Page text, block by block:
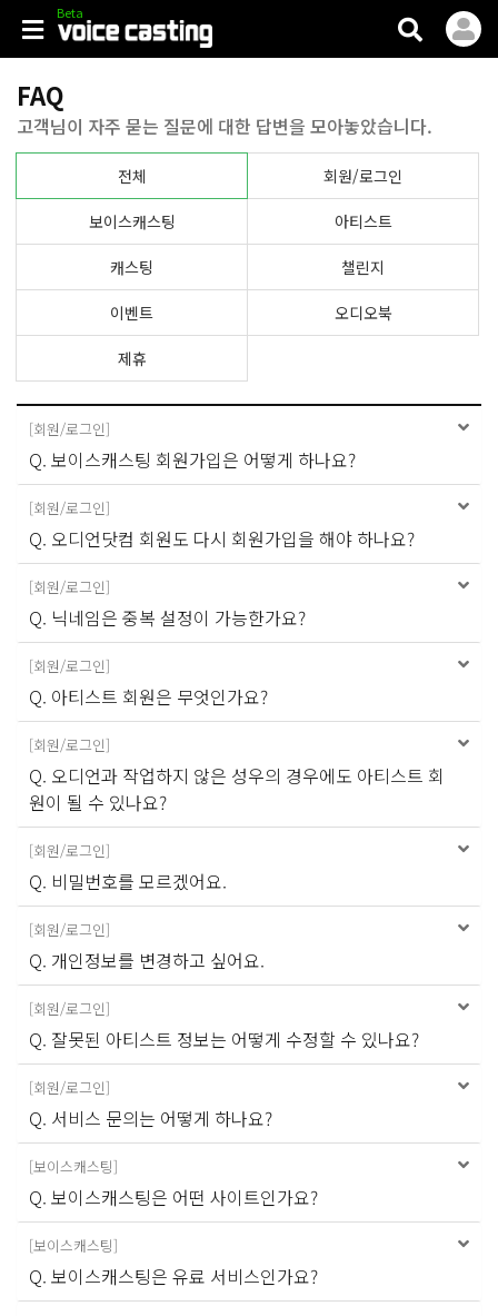
FAQ
고객님이 자주 묻는 질문에 대한 답변을 모아놓았습니다.
전체 회원/로그인
보이스캐스팅 아티스트
캐스팅 챌린지
이벤트 오디오북
제휴
[회원/로그인]
Q. 보이스캐스팅 회원가입은 어떻게 하나요?
[회원/로그인]
Q. 오디언닷컴 회원도 다시 회원가입을 해야 하나요?
[회원/로그인]
Q. 닉네임은 중복 설정이 가능한가요?
[회원/로그인]
Q. 아티스트 회원은 무엇인가요?
[회원/로그인]
Q. 오디언과 작업하지 않은 성우의 경우에도 아티스트 회
원이 될 수 있나요?
[회원/로그인]
Q. 비밀번호를 모르겠어요.
[회원/로그인]
Q. 개인정보를 변경하고 싶어요.
[회원/로그인]
Q. 잘못된 아티스트 정보는 어떻게 수정할 수 있나요?
[회원/로그인]
Q. 서비스 문의는 어떻게 하나요?
[보이스캐스팅]
Q. 보이스캐스팅은 어떤 사이트인가요?
[보이스캐스팅]
Q. 보이스캐스팅은 유료 서비스인가요?